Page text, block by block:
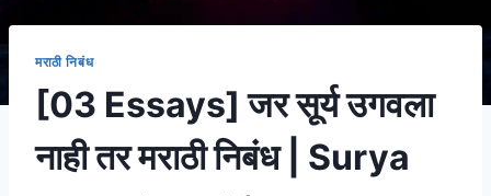
मराठी निबंध
[03 Essays] जर सूर्य उगवला
नाही तर मराठी निबंध | Surya